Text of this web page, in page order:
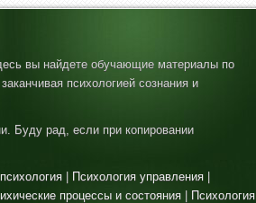
вы найдете обучающие материалы по
психологией сознания и
Буду рад, если при копировании
Психология управления
процессы и состояния Психология